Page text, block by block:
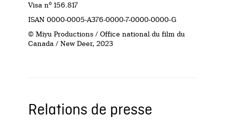
Visa no 156.817
ISAN 0000-0005-A376-0000-7-0000-0000-G
© Miyu Productions / Office national du film du
Canada / New Deer, 2023
Relations de presse